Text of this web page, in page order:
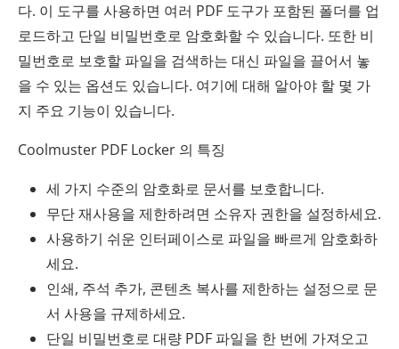
다. 이 도구를 사용하면 여러 PDF 도구가 포함된 폴더를 업
로드하고 단일 비밀번호로 암호화할 수 있습니다. 또한 비
밀번호로 보호할 파일을 검색하는 대신 파일을 끌어서 놓
을 수 있는 옵션도 있습니다. 여기에 대해 알아야 할 몇 가
지 주요 기능이 있습니다.
Coolmuster PDF Locker 의 특징
세 가지 수준의 암호화로 문서를 보호합니다.
무단 재사용을 제한하려면 소유자 권한을 설정하세요.
사용하기 쉬운 인터페이스로 파일을 빠르게 암호화하
세요.
인쇄, 주석 추가, 콘텐츠 복사를 제한하는 설정으로 문
서 사용을 규제하세요.
단일 비밀번호로 대량 PDF 파일을 한 번에 가져오고